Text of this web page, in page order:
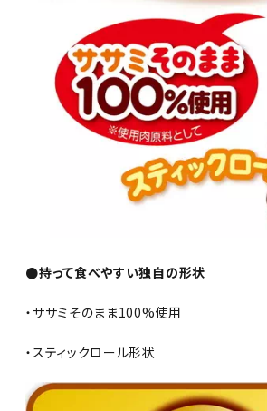
●持って食べやすい独自の形状
・ササミそのまま100%使用
・スティックロール形状